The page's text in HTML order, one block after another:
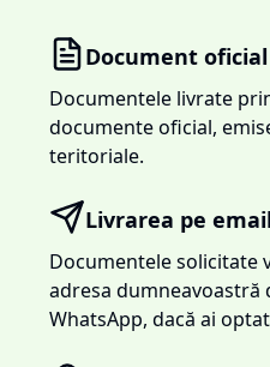
Document oficial
Documentele livrate
documente oficial,
teritoriale.
Livrarea pe
Documentele solicitate
adresa dumneavoastră
WhatsApp, dacă ai